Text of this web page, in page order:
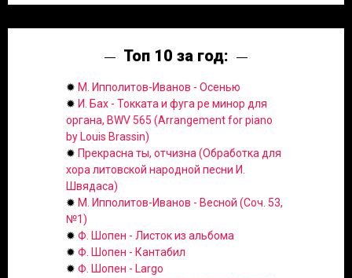
Топ 10 за год:
✹ М. Ипполитов-Иванов - Осенью
✹ И. Бах - Токката и фуга ре минор для
органа, BWV 565 (Arrangement for piano
by Louis Brassin)
✹ Прекрасна ты, отчизна (Обработка для
хора литовской народной песни И.
Швядаса)
✹ М. Ипполитов-Иванов - Весной (Соч. 53,
№1)
✹ Ф. Шопен - Листок из альбома
✹ Ф. Шопен - Кантабил
✹ Ф. Шопен - Largo